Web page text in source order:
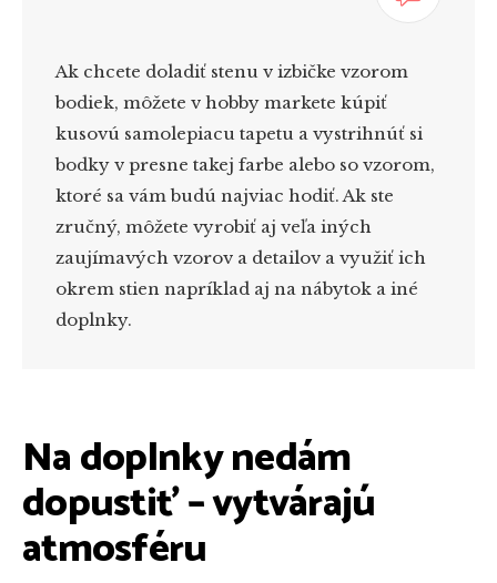
Ak chcete doladiť stenu v izbičke vzorom
bodiek, môžete v hobby markete kúpiť
kusovú samolepiacu tapetu a vystrihnúť si
bodky v presne takej farbe alebo so vzorom,
ktoré sa vám budú najviac hodiť. Ak ste
zručný, môžete vyrobiť aj veľa iných
zaujímavých vzorov a detailov a využiť ich
okrem stien napríklad aj na nábytok a iné
doplnky.
Na doplnky nedám
dopustiť – vytvárajú
atmosféru